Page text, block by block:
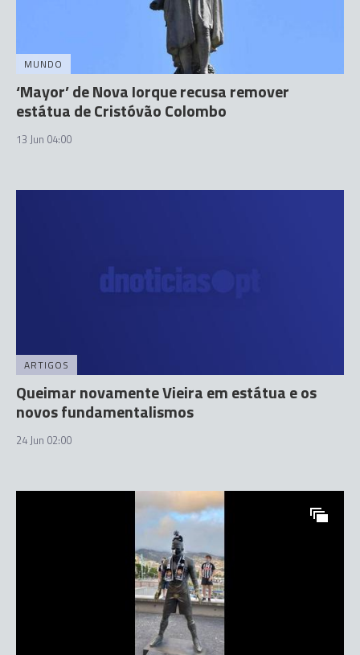
MUNDO
‘Mayor’ de Nova Iorque recusa remover
estátua de Cristóvão Colombo
13 Jun 04:00
ARTIGOS
Queimar novamente Vieira em estátua e os
novos fundamentalismos
24 Jun 02:00